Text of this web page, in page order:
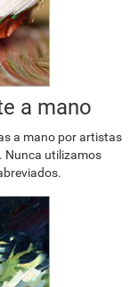
a mano
a mano por artistas
Nunca utilizamos